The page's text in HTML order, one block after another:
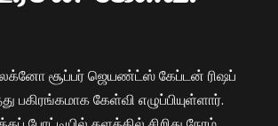
சூப்பர் ஜெயண்ட்ஸ் கேப்டன் ரிஷப்
கேள்வி எழுப்பியுள்ளார்.